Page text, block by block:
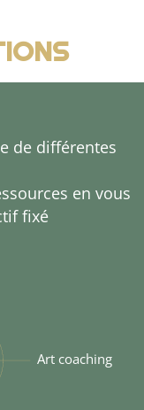
de différentes
en vous
fixé
Art coaching